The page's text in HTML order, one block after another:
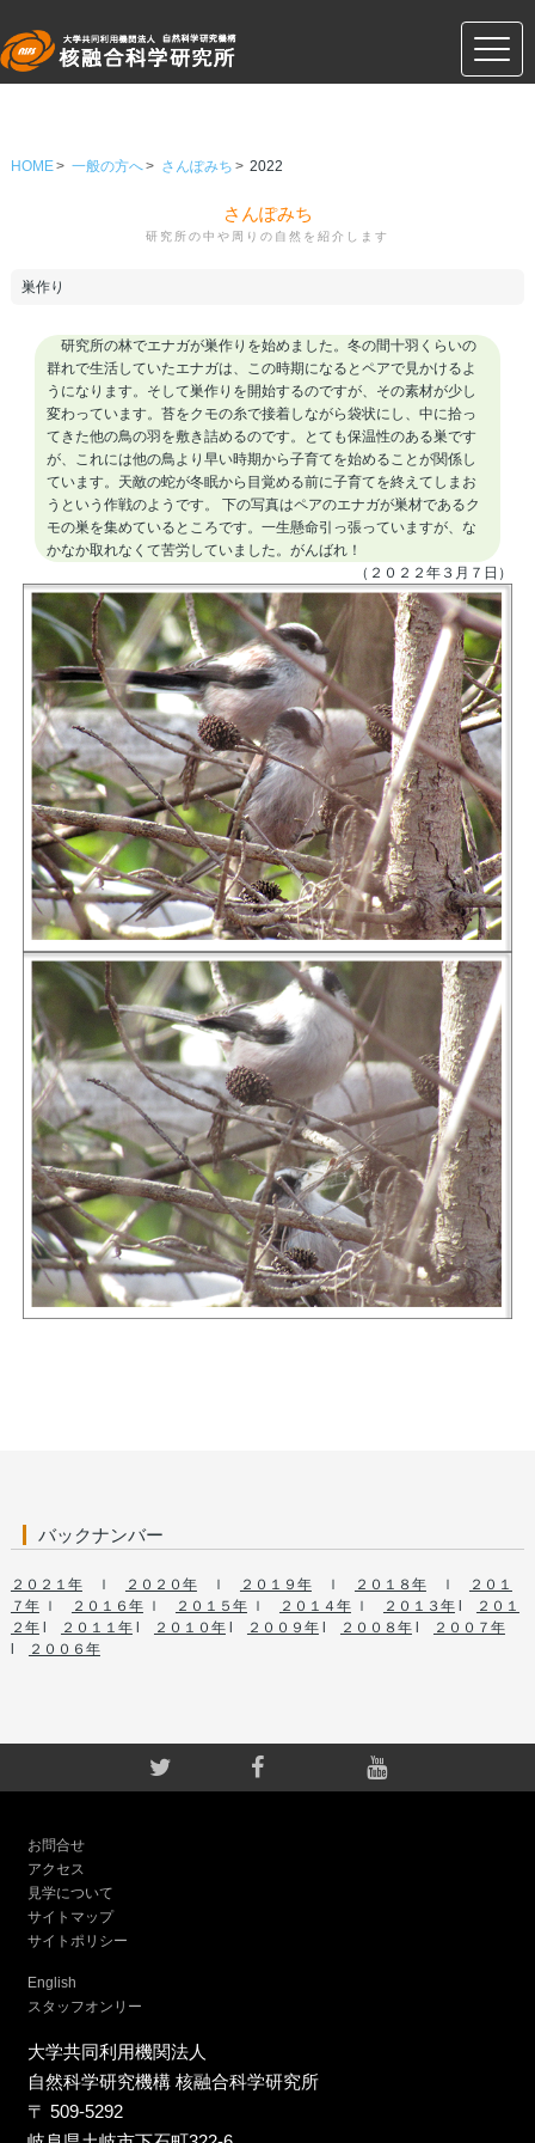
HOME 一般の方へ さんぽみち 2022
さんぽみち
研究所の中や周りの自然を紹介します
巣作り
研究所の林でエナガが巣作りを始めました。冬の間十羽くらいの
群れで生活していたエナガは、この時期になるとペアで見かけるよ
うになります。そして巣作りを開始するのですが、その素材が少し
変わっています。苔をクモの糸で接着しながら袋状にし、中に拾っ
てきた他の鳥の羽を敷き詰めるのです。とても保温性のある巣です
が、これには他の鳥より早い時期から子育てを始めることが関係し
ています。天敵の蛇が冬眠から目覚める前に子育てを終えてしまお
うという作戦のようです。 下の写真はペアのエナガが巣材であるク
モの巣を集めているところです。一生懸命引っ張っていますが、な
かなか取れなくて苦労していました。がんばれ！
（２０２２年３月７日）
バックナンバー
２０２１年ｌ ２０２０年ｌ ２０１９年ｌ ２０１８年ｌ
２０１
７年ｌ ２０１６年ｌ ２０１５年ｌ ２０１４年ｌ ２０１３年l
２０１
２年l ２０１１年l ２０１０年l ２００９年l ２００８年l
２００７年
２００６年
お問合せ
アクセス
見学について
サイトマップ
サイトポリシー
English
スタッフオンリー
大学共同利用機関法人
自然科学研究機構 核融合科学研究所
〒 509-5292